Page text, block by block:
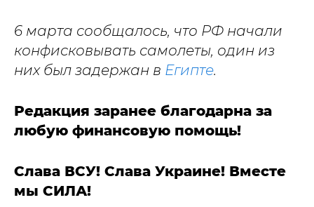
6 марта сообщалось, что РФ начали
конфисковывать самолеты, один из
них был задержан в Египте.
Редакция заранее благодарна за
любую финансовую помощь!
Слава ВСУ! Слава Украине! Вместе
мы СИЛА!